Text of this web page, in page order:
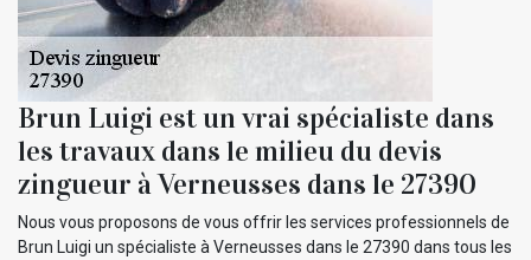
Brun Luigi est un vrai spécialiste dans
les travaux dans le milieu du devis
zingueur à Verneusses dans le 27390
Nous vous proposons de vous offrir les services professionnels de
Brun Luigi un spécialiste à Verneusses dans le 27390 dans tous les